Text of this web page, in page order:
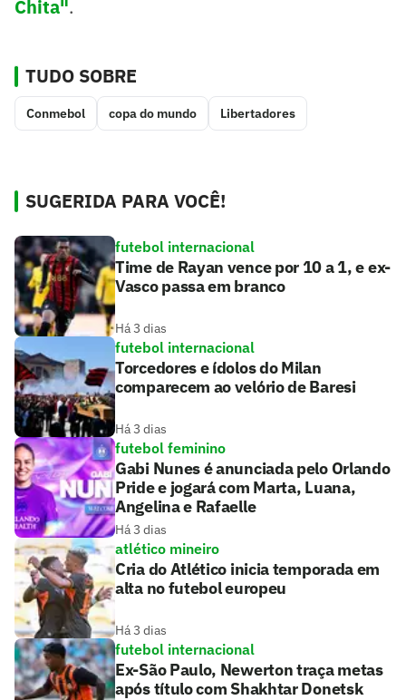
Chita".
TUDO SOBRE
Conmebol copa do mundo Libertadores
SUGERIDA PARA VOCÊ!
futebol internacional
Time de Rayan vence por 10 a 1, e ex-
Vasco passa em branco
Há 3 dias
futebol internacional
Torcedores e ídolos do Milan
comparecem ao velório de Baresi
Há 3 dias
futebol feminino
Gabi Nunes é anunciada pelo Orlando
Pride e jogará com Marta, Luana,
Angelina e Rafaelle
Há 3 dias
atlético mineiro
Cria do Atlético inicia temporada em
alta no futebol europeu
Há 3 dias
futebol internacional
Ex-São Paulo, Newerton traça metas
após título com Shakhtar Donetsk